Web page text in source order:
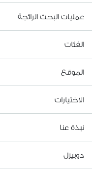
عمليات البحث الرائجة
الفئات
الموقع
الاختيارات
نبذة عنا
دوبيزل